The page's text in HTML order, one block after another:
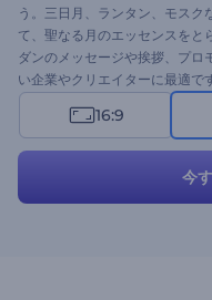
う。三日月、ランタン、モスク
て、聖なる月のエッセンスをと
ダンのメッセージや挨拶、プロ
い企業やクリエイターに最適で
キストを入力し、お祝いの雰囲
BGMトラックを追加します。
16:9
今